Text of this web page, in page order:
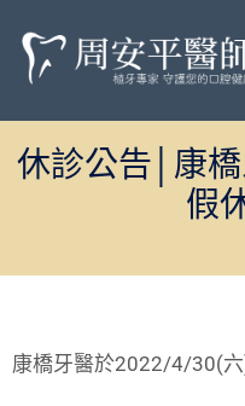
休診公告│康
假
康橋牙醫於2022/4/30(